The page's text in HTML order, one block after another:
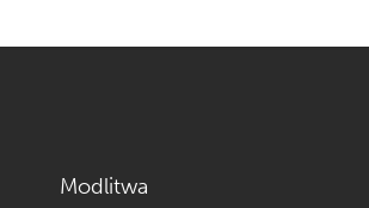
Modlitwa